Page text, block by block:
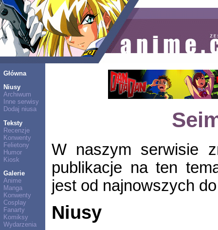
Główna
Niusy
Archiwum
Inne serwisy
Dodaj niusa
Teksty
Recenzje
Konwenty
Felietony
Humor
Kiosk
Galerie
Anime
Manga
Konwenty
Cosplay
Fanarty
Komiksy
Wydarzenia
W naszym serwisie
publikacje na ten
jest od najnowszych
Niusy